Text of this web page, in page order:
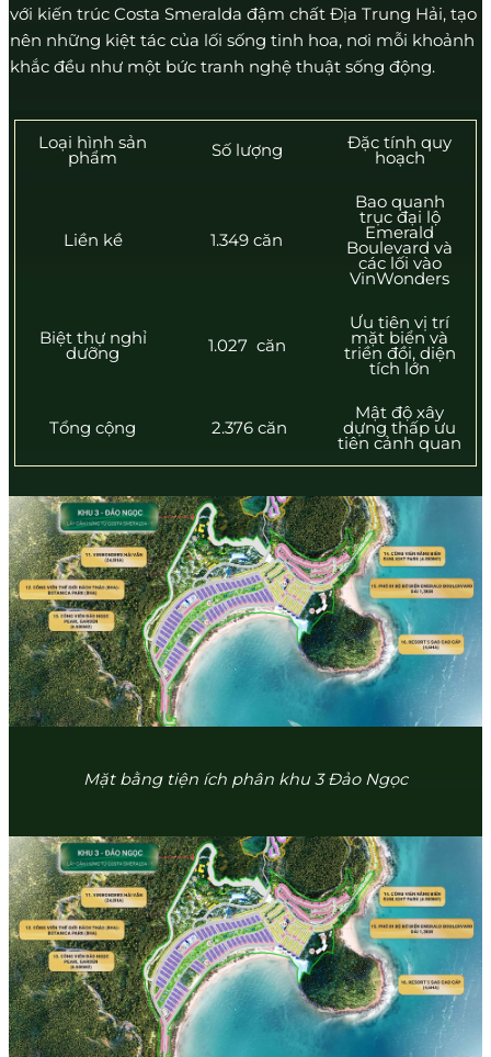
với kiến trúc Costa Smeralda đậm chất Địa Trung Hải, tạo
nên những kiệt tác của lối sống tinh hoa, nơi mỗi khoảnh
khắc đều như một bức tranh nghệ thuật sống động.
Loại hình sản
phẩm Số lượng Đặc tính quy
hoạch
Liền kề 1.349 căn
Bao quanh
trục đại lộ
Emerald
Boulevard và
các lối vào
VinWonders
Biệt thự nghỉ
dưỡng 1.027 căn
Ưu tiên vị trí
mặt biển và
triền đồi, diện
tích lớn
Tổng cộng 2.376 căn
Mật độ xây
dựng thấp ưu
tiên cảnh quan
Mặt bằng tiện ích phân khu 3 Đảo Ngọc